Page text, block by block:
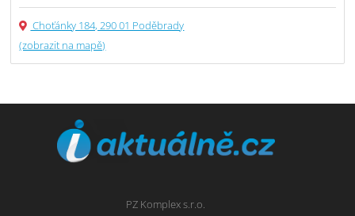
Choťánky 184, 290 01 Poděbrady
(zobrazit na mapě)
PZ Komplex s.r.o.